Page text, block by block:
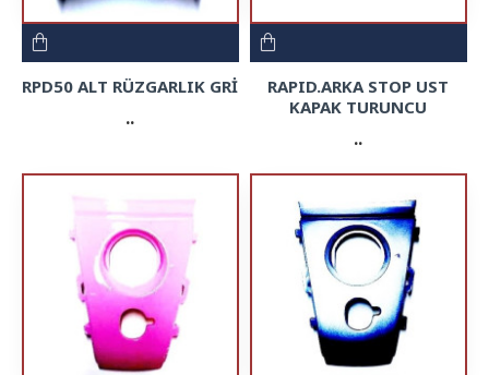
RPD50 ALT RÜZGARLIK GRİ
..
RAPID.ARKA STOP UST
KAPAK TURUNCU
..